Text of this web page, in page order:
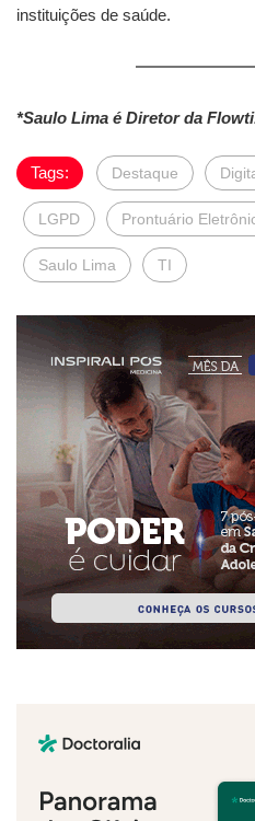
instituições de saúde.
*Saulo Lima é Diretor da
Tags: Destaque
LGPD Prontuário
Saulo Lima TI